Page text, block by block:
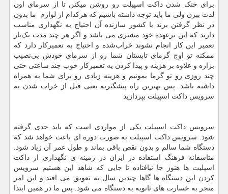
برای خنک شدن داکت اسپیلت رو روشن میکنن تا از سرمای اون
لذت ببرن ولی ما باید توجه داشته باشیم که هرکدام از لوازم‌ ما بدون
در نظر گرفتن برند یا کشور سازنده آن احتیاج به نگهداری مناسب
دارند که این برعهده خود مشتری می باشد و اگر هر چند مدت یک‌بار
تعمیر این کار انجام نشوند خراب‌شده و احتیاج به تعمیرکار دارد که
ممکنه تو اوج گرمای تابستان شما رو از سرمای خودش بی‌نصیب
بزاره و علاوه بر هزینه و پیدا کردن یه تعمیرکار خوب چند ساعتی حتی
چند روزی رو تو گرما بمونیم و هزینه زیادی رو برای شما به همراه
داشته باشد. پس بهترین راه پیشگیریه یعنی قبل از خراب شدن به
سرویس داکت اسپیلت بپردازید
سرویس داکت اسپیلت یکی از مواردی است که باید جدی گرفته
شود. سرویس داکت اسپیلت به صورت دوره ای باعث خواهد شد که
دستگاه شما سالم و بدون نقص باقی بماند و طول عمر آن زیاد شود.
متاسفانه فرهنگ استفاده در ایران در زمینه ی نگهداری از داکت
اسپلیت ها هنوز جا نیافتاده تا جایی که شاهد این هستیم سرویس
کردن این دستگاه ها گاها چندین سال به تعویق می افتد و این امر
منجر به خسارت های ثانویه به دستگاه می شود. پس ما در همین ابتدا